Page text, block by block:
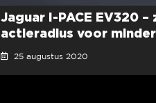
Jaguar I-PACE EV320 –
actieradius voor
25 augustus 2020